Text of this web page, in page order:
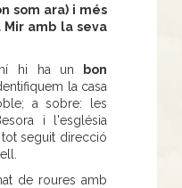
som ara) i més
amb la seva
hi ha un bon
la casa
a sobre: les
i l'església
tot seguit direcció
de roures amb